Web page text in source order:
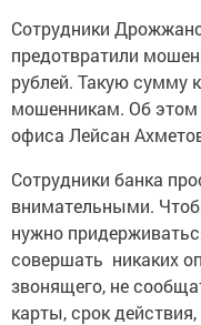
Сотрудники
предотвратили
рублей. Такую сумму
мошенникам. Об этом
офиса Лейсан
Сотрудники банка
внимательными.
нужно
совершать никаких
звонящего, не
карты, срок